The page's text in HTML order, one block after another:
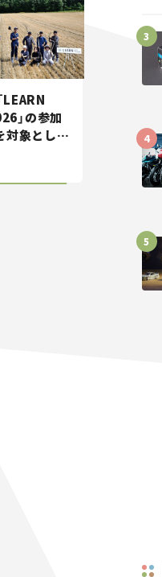
LEARN
」の参加
対象とした